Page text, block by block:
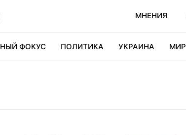
МНЕНИЯ
ФОКУС ПОЛИТИКА УКРАИНА МИР